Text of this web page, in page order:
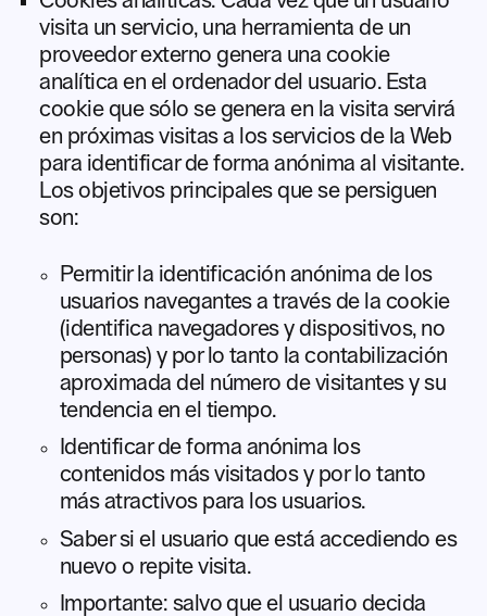
visita un servicio, una herramienta de un
proveedor externo genera una cookie
analítica en el ordenador del usuario. Esta
cookie que sólo se genera en la visita servirá
en próximas visitas a los servicios de la Web
para identificar de forma anónima al visitante.
Los objetivos principales que se persiguen
son:
Permitir la identificación anónima de los
usuarios navegantes a través de la cookie
(identifica navegadores y dispositivos, no
personas) y por lo tanto la contabilización
aproximada del número de visitantes y su
tendencia en el tiempo.
Identificar de forma anónima los
contenidos más visitados y por lo tanto
más atractivos para los usuarios.
Saber si el usuario que está accediendo es
nuevo o repite visita.
Importante: salvo que el usuario decida